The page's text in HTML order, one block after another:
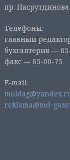
пр.
Телефоны:
главный
бухгалтерия —
факс — 65-00-75
E-mail:
reklama@md-